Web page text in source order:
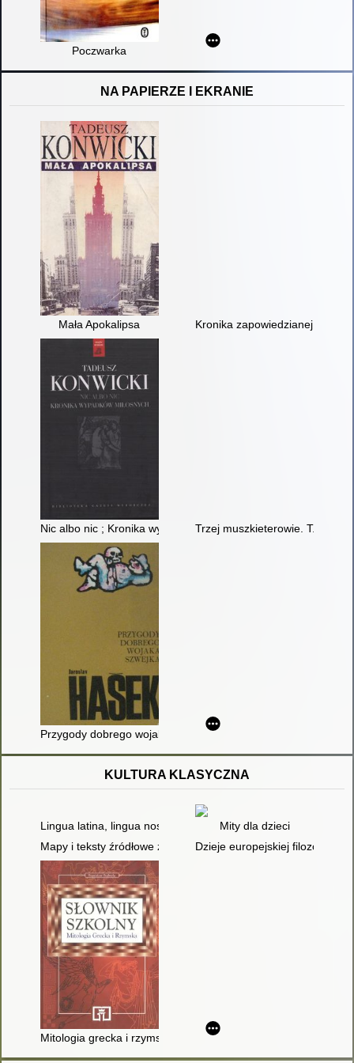
Poczwarka
NA PAPIERZE I EKRANIE
Mała Apokalipsa Kronika zapowiedzianej śmierci
Nic albo nic ; Kronika wypadków miłosnychTrzej muszkieterowie. T. 2
Przygody dobrego wojaka Szwejka podczas wojny światowej. 1
KULTURA KLASYCZNA
Lingua latina, lingua nostra : program nauczania języka
Mity dla dzieci
Mapy i teksty źródłowe z ćwiczeniami : dla gimnazjum :
Dzieje europejskiej filozofii
Mitologia grecka i rzymska